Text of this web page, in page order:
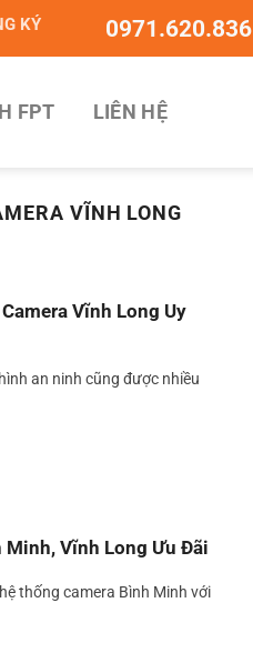
KÝ 0971.620.836
FPT LIÊN HỆ
VĨNH LONG
Vĩnh Long Uy
an ninh cũng được nhiều
Minh, Vĩnh Long Ưu Đãi
thống camera Bình Minh với